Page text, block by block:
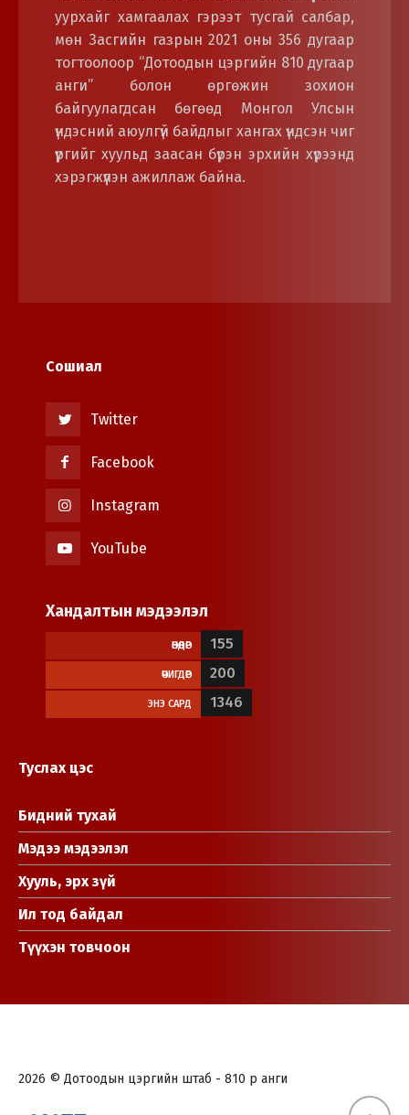
уурхайг хамгаалах гэрээт тусгай салбар,
мөн Засгийн газрын 2021 оны 356 дугаар
тогтоолоор “Дотоодын цэргийн 810 дугаар
анги” болон өргөжин зохион
байгуулагдсан бөгөөд Монгол Улсын
үндэсний аюулгүй байдлыг хангах үндсэн чиг
үүргийг хуульд заасан бүрэн эрхийн хүрээнд
хэрэгжүүлэн ажиллаж байна.
Сошиал
Twitter
Facebook
Instagram
YouTube
Хандалтын мэдээлэл
ӨНӨӨДӨР 155
ӨЧИГДӨР 200
ЭНЭ САРД 1346
Туслах цэс
Бидний тухай
Мэдээ мэдээлэл
Хууль, эрх зүй
Ил тод байдал
Түүхэн товчоон
2026 © Дотоодын цэргийн штаб - 810 р анги